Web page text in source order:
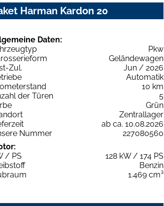
Harman Kardon 20
Daten:
Pkw
Geländewagen
Zul.
Jun / 2026
Automatik
10 km
der Türen
5
Grün
Zentrallager
ab ca. 10.08.2026
Nummer
227080560
/ PS
128 kW / 174 PS
Benzin
1.469 cm³